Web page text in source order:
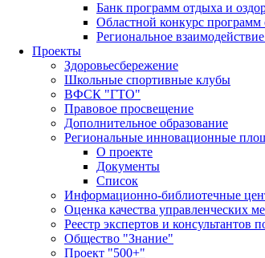
Банк программ отдыха и
Областной конкурс программ
Региональное
Проекты
Здоровьесбережение
Школьные спортивные клубы
ВФСК "ГТО"
Правовое просвещение
Дополнительное образование
Региональные инновационные
О проекте
Документы
Список
Информационно-библиотечные
Оценка качества управленческих
Реестр экспертов и консультантов
Общество "Знание"
Проект "500+"